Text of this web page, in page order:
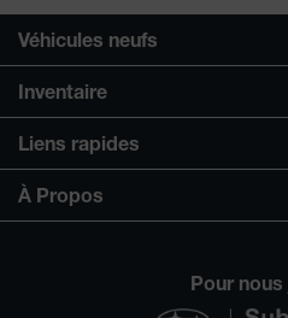
Pour
Véhicules neufs
Inventaire
Liens rapides
À Propos